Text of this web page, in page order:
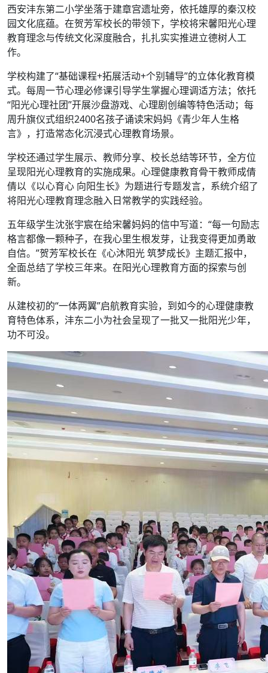
西安沣东第二小学坐落于建章宫遗址旁，依托雄厚的秦汉校
园文化底蕴。在贺芳军校长的带领下，学校将宋馨阳光心理
教育理念与传统文化深度融合，扎扎实实推进立德树人工
作。
学校构建了“基础课程+拓展活动+个别辅导”的立体化教育模
式。每周一节心理必修课引导学生掌握心理调适方法；依托
“阳光心理社团”开展沙盘游戏、心理剧创编等特色活动；每
周升旗仪式组织2400名孩子诵读宋妈妈《青少年人生格
言》，打造常态化沉浸式心理教育场景。
学校还通过学生展示、教师分享、校长总结等环节，全方位
呈现阳光心理教育的实施成果。心理健康教育骨干教师成倩
倩以《以心育心 向阳生长》为题进行专题发言，系统介绍了
将阳光心理教育理念融入日常教学的实践经验。
五年级学生沈张宇宸在给宋馨妈妈的信中写道：“每一句励志
格言都像一颗种子，在我心里生根发芽，让我变得更加勇敢
自信。”贺芳军校长在《心沐阳光 筑梦成长》主题汇报中，
全面总结了学校三年来。在阳光心理教育方面的探索与创
新。
从建校初的“一体两翼”启航教育实验，到如今的心理健康教
育特色体系，沣东二小为社会呈现了一批又一批阳光少年，
功不可没。